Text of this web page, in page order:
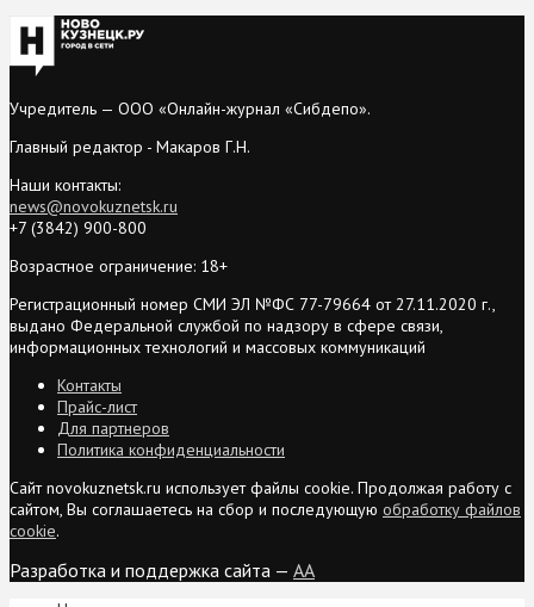
Учредитель — ООО «Онлайн-журнал «Сибдепо».
Главный редактор - Макаров Г.Н.
Наши контакты:
news@novokuznetsk.ru
+7 (3842) 900-800
Возрастное ограничение: 18+
Регистрационный номер СМИ ЭЛ №ФС 77-79664 от 27.11.2020 г.,
выдано Федеральной службой по надзору в сфере связи,
информационных технологий и массовых коммуникаций
Контакты
Прайс-лист
Для партнеров
Политика конфиденциальности
Сайт novokuznetsk.ru использует файлы cookie. Продолжая работу с
сайтом, Вы соглашаетесь на сбор и последующую обработку файлов
cookie.
Разработка и поддержка сайта — AA